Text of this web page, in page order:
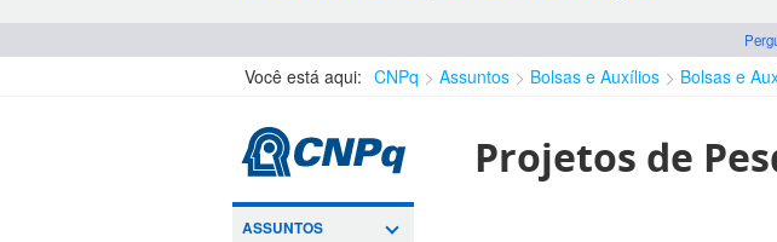
Você está aqui: CNPq Assuntos Bolsas e Auxílios Bolsas e
ASSUNTOS
Projetos de